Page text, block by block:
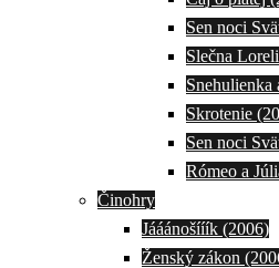
Sen noci
Slečna
Snehulienka
Skrotenie
Sen noci
Rómeo a
Činohry
Jááánošííík (2006)
Ženský zákon